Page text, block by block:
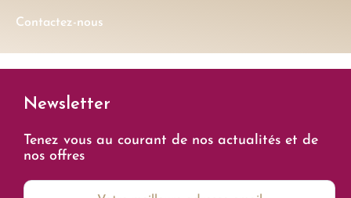
Contactez-nous
Newsletter
Tenez vous au courant de nos actualités et de
nos offres